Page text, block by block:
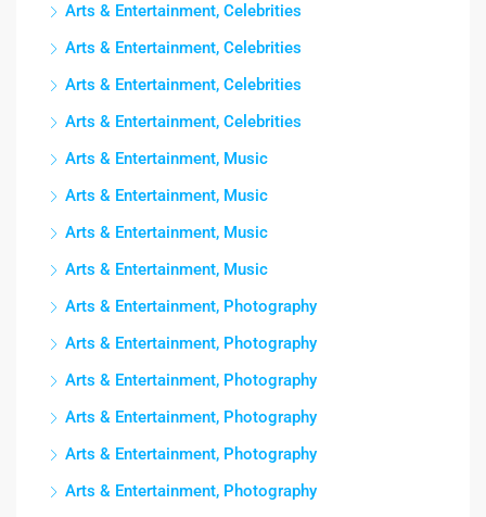
Arts & Entertainment, Celebrities
Arts & Entertainment, Celebrities
Arts & Entertainment, Celebrities
Arts & Entertainment, Celebrities
Arts & Entertainment, Music
Arts & Entertainment, Music
Arts & Entertainment, Music
Arts & Entertainment, Music
Arts & Entertainment, Photography
Arts & Entertainment, Photography
Arts & Entertainment, Photography
Arts & Entertainment, Photography
Arts & Entertainment, Photography
Arts & Entertainment, Photography